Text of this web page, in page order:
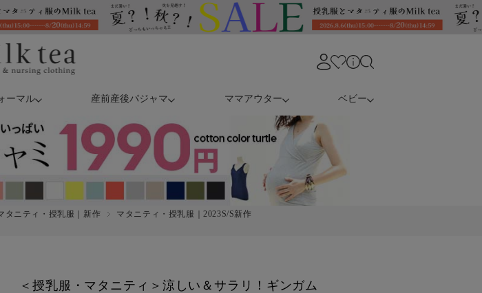
ーマル 産前産後パジャマ ママアウター ベビー
タニティ・授乳服｜新作
マタニティ・授乳服｜2023S/S新作
＜授乳服・マタニティ＞涼しい＆サラリ！ギンガム